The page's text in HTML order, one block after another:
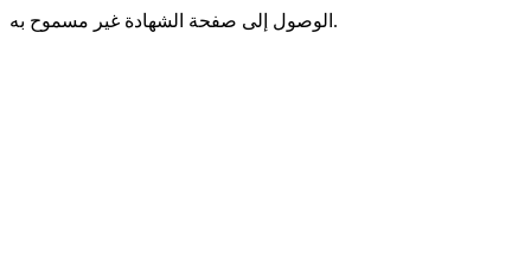
الوصول إلى صفحة الشهادة غير مسموح به.